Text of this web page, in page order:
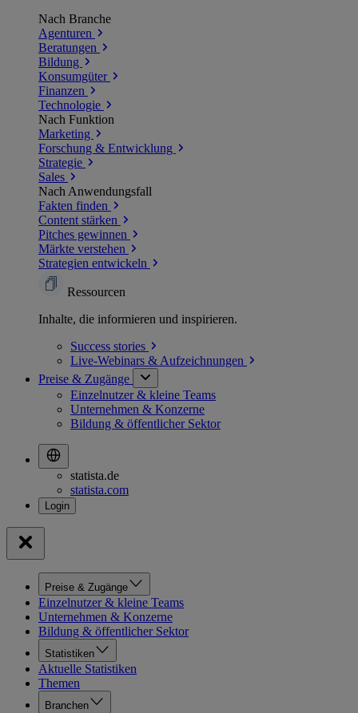
Nach Branche
Agenturen
Beratungen
Bildung
Konsumgüter
Finanzen
Technologie
Nach Funktion
Marketing
Forschung & Entwicklung
Strategie
Sales
Nach Anwendungsfall
Fakten finden
Content stärken
Pitches gewinnen
Märkte verstehen
Strategien entwickeln
Ressourcen
Inhalte, die informieren und inspirieren.
Success stories
Live-Webinars & Aufzeichnungen
Preise & Zugänge
Einzelnutzer & kleine Teams
Unternehmen & Konzerne
Bildung & öffentlicher Sektor
statista.de
statista.com
Preise & Zugänge
Einzelnutzer & kleine Teams
Unternehmen & Konzerne
Bildung & öffentlicher Sektor
Statistiken
Aktuelle Statistiken
Themen
Branchen